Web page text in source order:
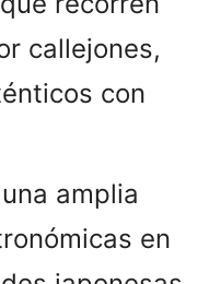
callejones,
con
amplia
en